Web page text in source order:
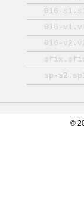
016-
016-
016-
sp-
©